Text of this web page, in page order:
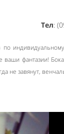
Тел:
по
фантазии!
не завянут,